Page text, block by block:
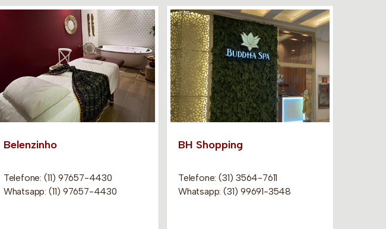
Belenzinho
Telefone: (11) 97657-4430
Whatsapp: (11) 97657-4430
BH Shopping
Telefone: (31) 3564-7611
Whatsapp: (31) 99691-3548